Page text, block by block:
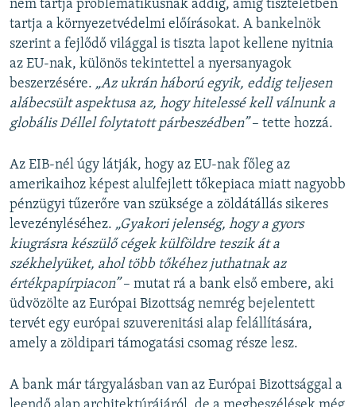
nem tartja problematikusnak addig, amíg tiszteletben
tartja a környezetvédelmi előírásokat. A bankelnök
szerint a fejlődő világgal is tiszta lapot kellene nyitnia
az EU-nak, különös tekintettel a nyersanyagok
beszerzésére. „Az ukrán háború egyik, eddig teljesen
alábecsült aspektusa az, hogy hitelessé kell válnunk a
globális Déllel folytatott párbeszédben”– tette hozzá.
Az EIB-nél úgy látják, hogy az EU-nak főleg az
amerikaihoz képest alulfejlett tőkepiaca miatt nagyobb
pénzügyi tűzerőre van szüksége a zöldátállás sikeres
levezényléséhez. „Gyakori jelenség, hogy a gyors
kiugrásra készülő cégek külföldre teszik át a
székhelyüket, ahol több tőkéhez juthatnak az
értékpapírpiacon”– mutat rá a bank első embere, aki
üdvözölte az Európai Bizottság nemrég bejelentett
tervét egy európai szuverenitási alap felállítására,
amely a zöldipari támogatási csomag része lesz.
A bank már tárgyalásban van az Európai Bizottsággal a